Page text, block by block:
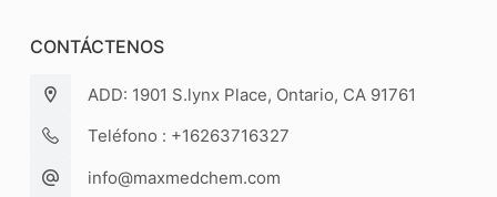
CONTÁCTENOS
ADD: 1901 S.lynx Place, Ontario, CA 91761
Teléfono : +16263716327
info@maxmedchem.com